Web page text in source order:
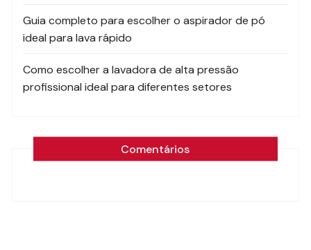
Guia completo para escolher o aspirador de pó
ideal para lava rápido
Como escolher a lavadora de alta pressão
profissional ideal para diferentes setores
Comentários